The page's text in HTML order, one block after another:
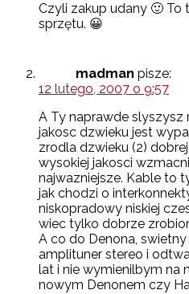
Czyli zakup udany 🙂 To
sprzętu. 😀
madman pisze:
12 lutego, 2007 o 9:57
A Ty naprawde slyszysz
jakosc dzwieku jest
zrodla dzwieku (2)
wysokiej jakosci
najwazniejsze. Kable to
jak chodzi o
niskopradowy niskiej
wiec tylko dobrze
A co do Denona,
amplituner stereo i
lat i nie wymienilbym na
nowym Denonem czy